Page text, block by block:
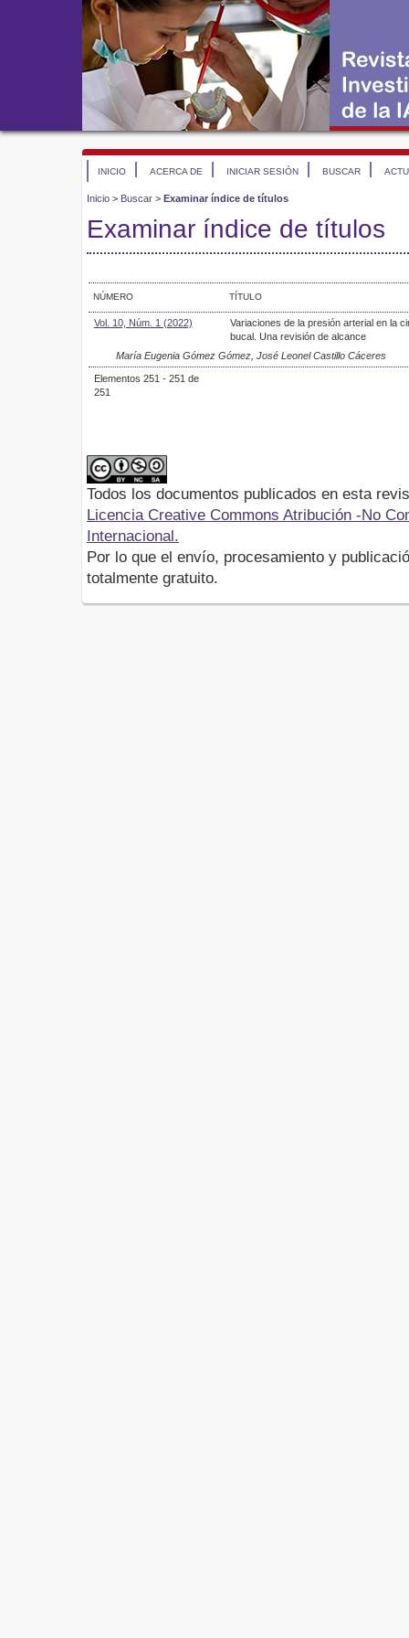
INICIO ACERCA DE INICIAR SESIÓN BUSCAR
Inicio > Buscar > Examinar índice de títulos
Examinar índice de títulos
NÚMERO TÍTULO
Vol. 10, Núm. 1 (2022)
Variaciones de la presión arterial en la
bucal. Una revisión de alcance
María Eugenia Gómez Gómez, José Leonel Castillo Cáceres
Elementos 251 - 251 de
251
Todos los documentos publicados en esta
Licencia Creative Commons Atribución -No
Internacional.
Por lo que el envío, procesamiento y
totalmente gratuito.